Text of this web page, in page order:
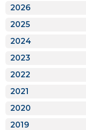
2026
2025
2024
2023
2022
2021
2020
2019